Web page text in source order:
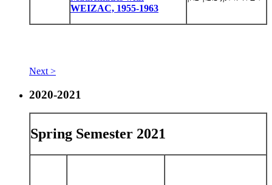
WEIZAC, 1955-1963
Next >
2020-2021
Spring Semester 2021